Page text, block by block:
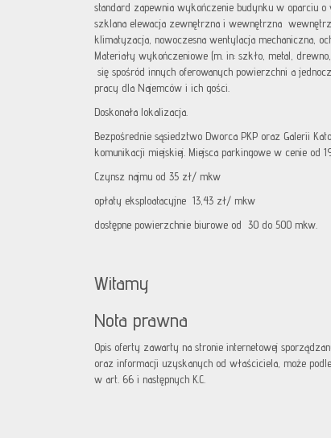
standard zapewnia wykończenie budynku w oparciu
szklana elewacja zewnętrzna i wewnętrzna
klimatyzacja, nowoczesna wentylacja mechaniczna,
Materiały wykończeniowe (m. in: szkło, metal,
się spośród innych oferowanych powierzchni a
pracy dla Najemców i ich gości.
Doskonała lokalizacja.
Bezpośrednie sąsiedztwo Dworca PKP oraz Galerii
komunikacji miejskiej. Miejsca parkingowe w cenie od
Czynsz najmu od 35 zł/ mkw
opłaty eksploatacyjne 13,43 zł/ mkw
dostępne powierzchnie biurowe od 30 do 500 mkw.
Witamy
Nota prawna
Opis oferty zawarty na stronie internetowej
oraz informacji uzyskanych od właściciela, może
w art. 66 i następnych K.C.